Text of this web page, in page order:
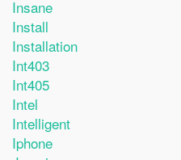
Insane
Install
Installation
Int403
Int405
Intel
Intelligent
Iphone